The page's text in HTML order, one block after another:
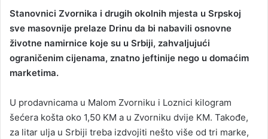
n
d
a
n
a
i
l
Stanovnici Zvornika i drugih okolnih mjesta u Srpskoj
sve masovnije prelaze Drinu da bi nabavili osnovne
životne namirnice koje su u Srbiji, zahvaljujući
ograničenim cijenama, znatno jeftinije nego u domaćim
marketima.
U prodavnicama u Malom Zvorniku i Loznici kilogram
šećera košta oko 1,50 KM a u Zvorniku dvije KM. Takođe,
za litar ulja u Srbiji treba izdvojiti nešto više od tri marke,